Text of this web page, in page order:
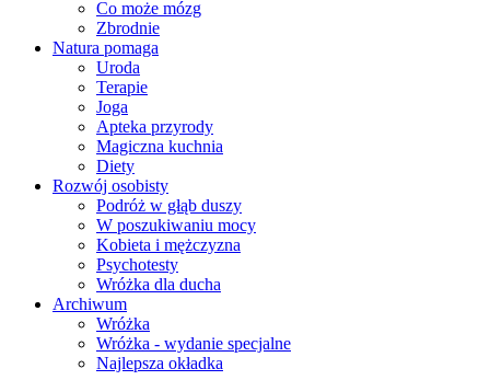
Co może mózg
Zbrodnie
Natura pomaga
Uroda
Terapie
Joga
Apteka przyrody
Magiczna kuchnia
Diety
Rozwój osobisty
Podróż w głąb duszy
W poszukiwaniu mocy
Kobieta i mężczyzna
Psychotesty
Wróżka dla ducha
Archiwum
Wróżka
Wróżka - wydanie specjalne
Najlepsza okładka